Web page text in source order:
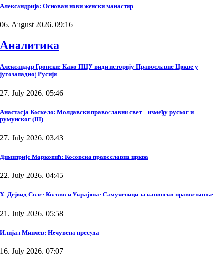
Александрија: Основан нови женски манастир
06. August 2026. 09:16
Аналитика
Александар Гронски: Како ПЦУ види историју Православне Цркве у
југозападној Русији
27. July 2026. 05:46
Анастасја Коскело: Молдавски православни свет – између руског и
румунског (III)
27. July 2026. 03:43
Димитрије Марковић: Косовска православна црква
22. July 2026. 04:45
Х. Дејвид Солс: Косово и Украјина: Самученици за канонско православље
21. July 2026. 05:58
Илијан Минчев: Нечувена пресуда
16. July 2026. 07:07